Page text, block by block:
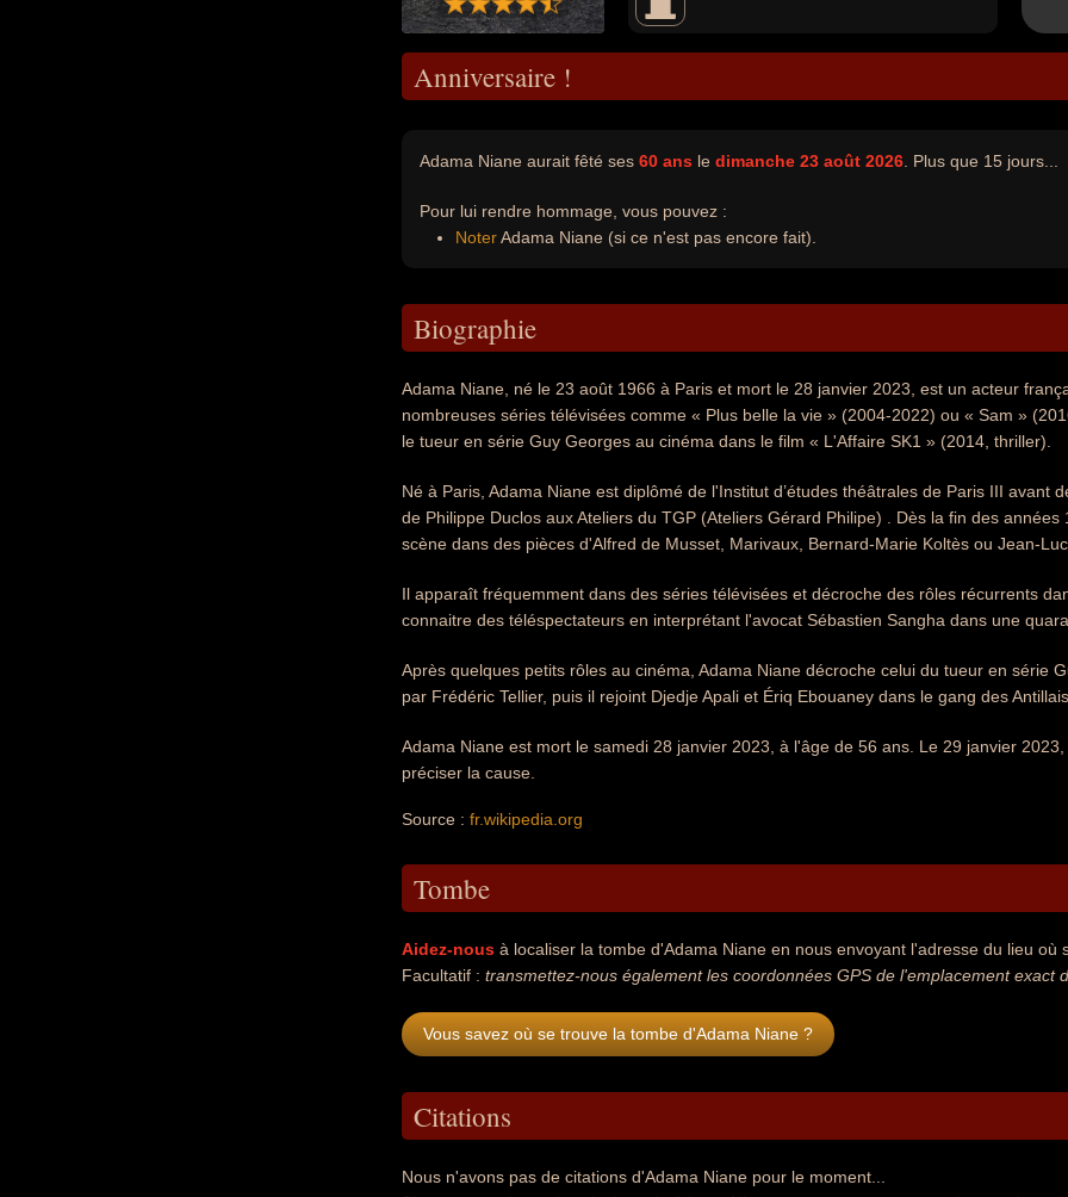
Anniversaire !
Adama Niane aurait fêté ses 60 ans le dimanche 23 août 2026 . Plus que 15 jours...
Pour lui rendre hommage, vous pouvez :
NoterAdama Niane (si ce n'est pas encore fait).
Biographie
Adama Niane, né le 23 août 1966 à Paris et mort le 28 janvier 2023, est un acteur
nombreuses séries télévisées comme « Plus belle la vie » (2004-2022) ou « Sam »
le tueur en série Guy Georges au cinéma dans le film « L'Affaire SK1 » (2014, thriller).
Né à Paris, Adama Niane est diplômé de l'Institut d’études théâtrales de Paris III avant
de Philippe Duclos aux Ateliers du TGP (Ateliers Gérard Philipe) . Dès la fin des
scène dans des pièces d'Alfred de Musset, Marivaux, Bernard-Marie Koltès ou Jean-
Il apparaît fréquemment dans des séries télévisées et décroche des rôles récurrents
connaitre des téléspectateurs en interprétant l'avocat Sébastien Sangha dans une
Après quelques petits rôles au cinéma, Adama Niane décroche celui du tueur en série
par Frédéric Tellier, puis il rejoint Djedje Apali et Ériq Ebouaney dans le gang des
Adama Niane est mort le samedi 28 janvier 2023, à l'âge de 56 ans. Le 29 janvier
préciser la cause.
Source : fr.wikipedia.org
Tombe
Aidez-nous à localiser la tombe d'Adama Niane en nous envoyant l'adresse du lieu où
Facultatif : transmettez-nous également les coordonnées GPS de l'emplacement exact
Vous savez où se trouve la tombe d'Adama Niane ?
Citations
Nous n'avons pas de citations d'Adama Niane pour le moment...